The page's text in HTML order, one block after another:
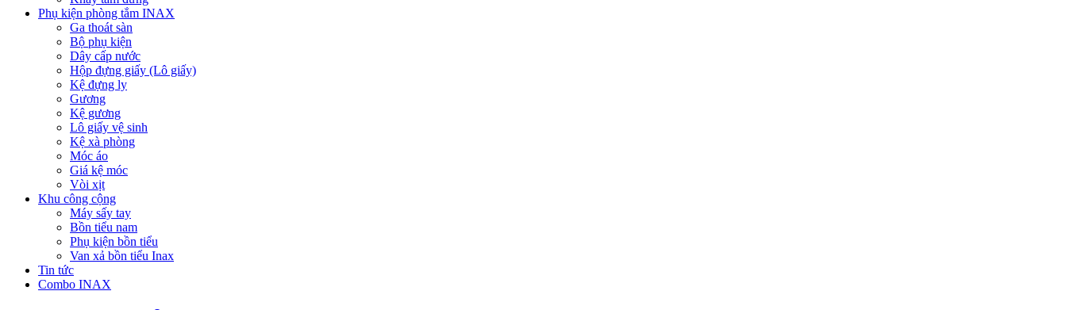
Phụ kiện phòng tắm INAX
Ga thoát sàn
Bộ phụ kiện
Dây cấp nước
Hộp đựng giấy (Lô giấy)
Kệ đựng ly
Gương
Kệ gương
Lô giấy vệ sinh
Kệ xà phòng
Móc áo
Giá kệ móc
Vòi xịt
Khu công cộng
Máy sấy tay
Bồn tiểu nam
Phụ kiện bồn tiểu
Van xả bồn tiểu Inax
Tin tức
Combo INAX